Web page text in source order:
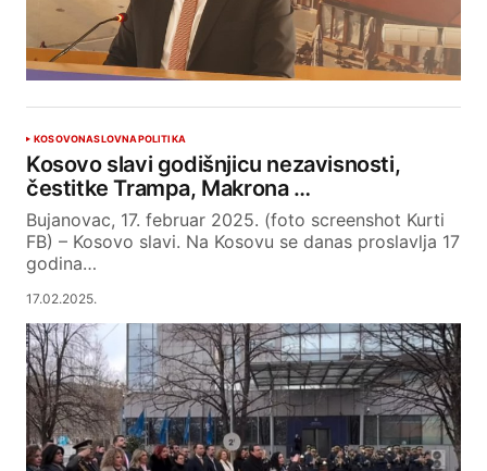
KOSOVONASLOVNAPOLITIKA
Kosovo slavi godišnjicu nezavisnosti,
čestitke Trampa, Makrona …
Bujanovac, 17. februar 2025. (foto screenshot Kurti
FB) – Kosovo slavi. Na Kosovu se danas proslavlja 17
godina…
17.02.2025.